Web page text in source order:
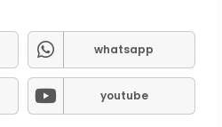
whatsapp
youtube